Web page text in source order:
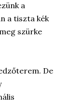
a
a tiszta kék
szürke
De